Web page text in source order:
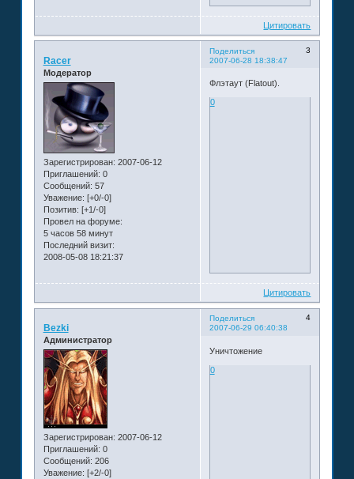
Цитировать
Поделиться
3
2007-06-28 18:38:47
Racer
Модератор
Зарегистрирован: 2007-06-12
Приглашений: 0
Сообщений: 57
Уважение: [+0/-0]
Позитив: [+1/-0]
Провел на форуме:
5 часов 58 минут
Последний визит:
2008-05-08 18:21:37
Флэтаут (Flatout).
0
Цитировать
Поделиться
4
2007-06-29 06:40:38
Bezki
Администратор
Зарегистрирован: 2007-06-12
Приглашений: 0
Сообщений: 206
Уважение: [+2/-0]
Уничтожение
0